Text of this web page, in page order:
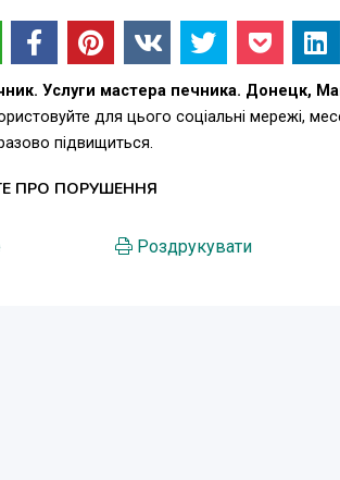
Услуги мастера печника. Донецк,
для цього соціальні мережі,
підвищиться.
ПРО ПОРУШЕННЯ
Роздрукувати